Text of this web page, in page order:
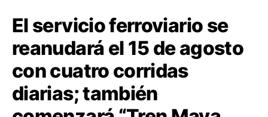
El servicio ferroviario se
reanudará el 15 de agosto
con cuatro corridas
diarias; también